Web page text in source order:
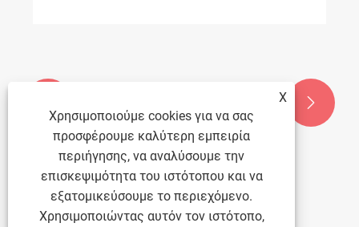

X
Χρησιμοποιούμε cookies για να σας
προσφέρουμε καλύτερη εμπειρία
περιήγησης, να αναλύσουμε την
επισκεψιμότητα του ιστότοπου και να
εξατομικεύσουμε το περιεχόμενο.
Χρησιμοποιώντας αυτόν τον ιστότοπο,